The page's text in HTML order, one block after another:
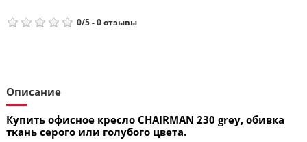
0/5-0отзывы
Описание
Купить офисное кресло CHAIRMAN 230 grey, обивка
ткань серого или голубого цвета.